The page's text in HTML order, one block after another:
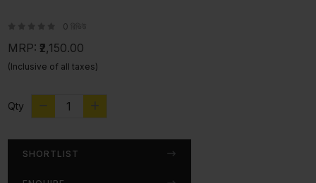
0 রিভিউ
MRP: ₹2,150.00
(Inclusive of all taxes)
Qty
SHORTLIST